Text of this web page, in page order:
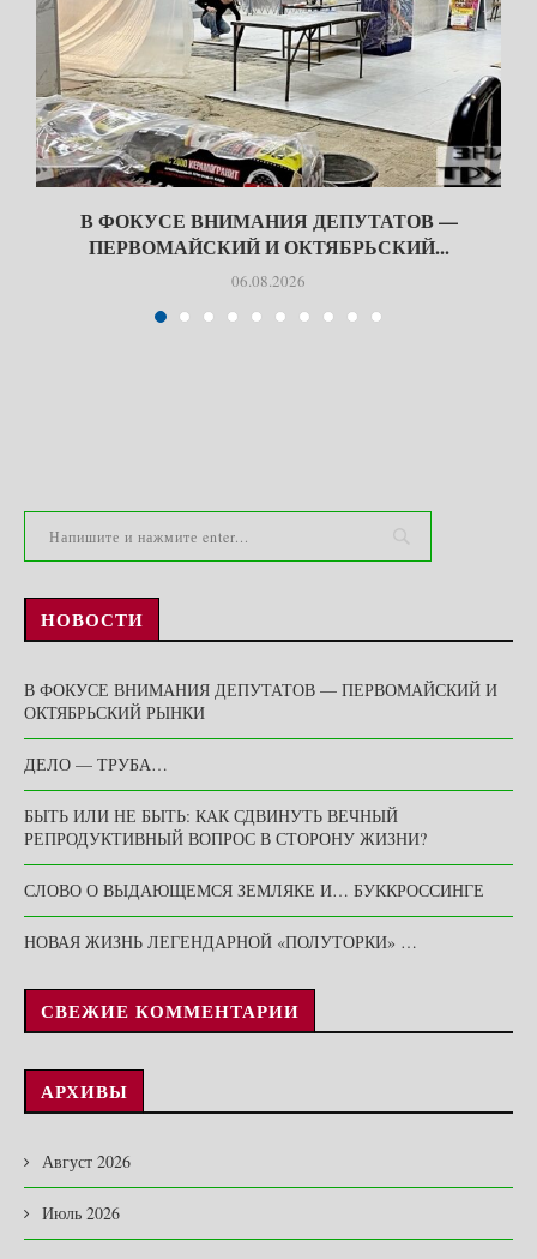
В ФОКУСЕ ВНИМАНИЯ ДЕПУТАТОВ —
ПЕРВОМАЙСКИЙ И ОКТЯБРЬСКИЙ...
06.08.2026
НОВОСТИ
В ФОКУСЕ ВНИМАНИЯ ДЕПУТАТОВ — ПЕРВОМАЙСКИЙ И
ОКТЯБРЬСКИЙ РЫНКИ
ДЕЛО — ТРУБА…
БЫТЬ ИЛИ НЕ БЫТЬ: КАК СДВИНУТЬ ВЕЧНЫЙ
РЕПРОДУКТИВНЫЙ ВОПРОС В СТОРОНУ ЖИЗНИ?
СЛОВО О ВЫДАЮЩЕМСЯ ЗЕМЛЯКЕ И… БУККРОССИНГЕ
НОВАЯ ЖИЗНЬ ЛЕГЕНДАРНОЙ «ПОЛУТОРКИ» …
СВЕЖИЕ КОММЕНТАРИИ
АРХИВЫ
Август 2026
Июль 2026